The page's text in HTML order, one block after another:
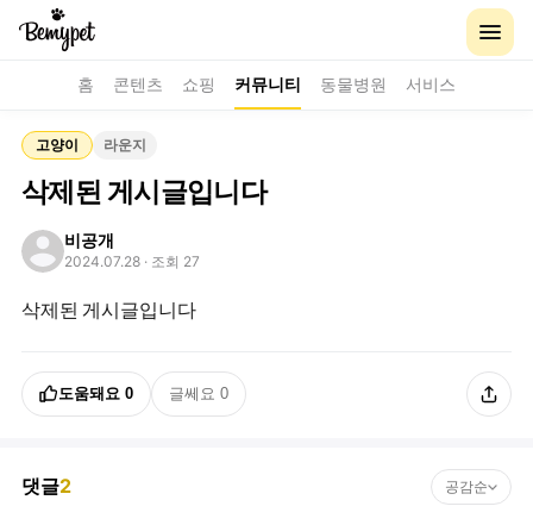
홈 콘텐츠 쇼핑 커뮤니티 동물병원 서비스
고양이 라운지
삭제된 게시글입니다
비공개
2024.07.28 · 조회 27
삭제된 게시글입니다
도움돼요 0 글쎄요 0
댓글2 공감순